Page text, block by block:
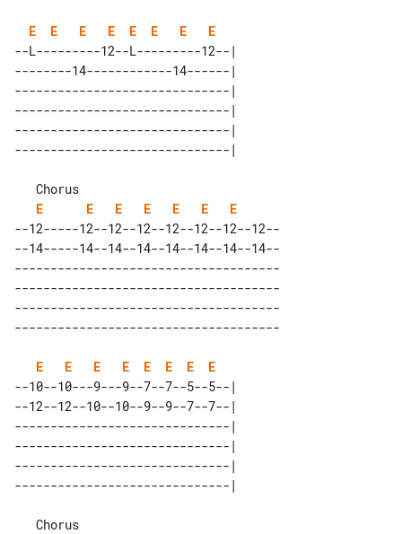
E E E E E E E
E
--L---------12--L---------12--|
--------14------------14------|
------------------------------|
------------------------------|
------------------------------|
E
E E E E E
E
--12-----12--12--12--12--12--12--12--
--14-----14--14--14--14--14--14--14--
-------------------------------------
-------------------------------------
-------------------------------------
E E E E E E E
E
--10--10---9---9--7--7--5--5--|
--12--12--10--10--9--9--7--7--|
------------------------------|
------------------------------|
------------------------------|